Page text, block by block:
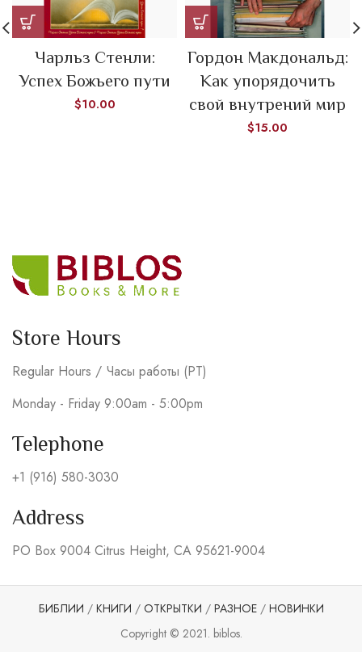
Чарльз Стенли:
Успех Божьего пути
$10.00
Гордон Макдональд:
Как упорядочить
свой внутрений мир
$15.00
Store Hours
Regular Hours / Часы работы (PT)
Monday - Friday 9:00am - 5:00pm
Telephone
+1 (916) 580-3030
Address
PO Box 9004 Citrus Height, CA 95621-9004
БИБЛИИ / КНИГИ / ОТКРЫТКИ / РАЗНОЕ/ НОВИНКИ
Copyright © 2021. biblos.